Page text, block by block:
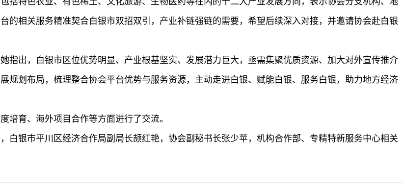
的相关服务精准契合白银市双招双引，产业补链强链的需要，希望后续深入对接，并邀请协会赴白银
指出，白银市区位优势明显、产业根基坚实、发展潜力巨大，亟需集聚优质资源、加大对外宣传推介
规划布局，梳理整合协会平台优势与服务资源，主动走进白银、赋能白银、服务白银，助力地方经济
培育、海外项目合作等方面进行了交流。
白银市平川区经济合作局副局长颉红艳，协会副秘书长张少苹，机构合作部、专精特新服务中心相关